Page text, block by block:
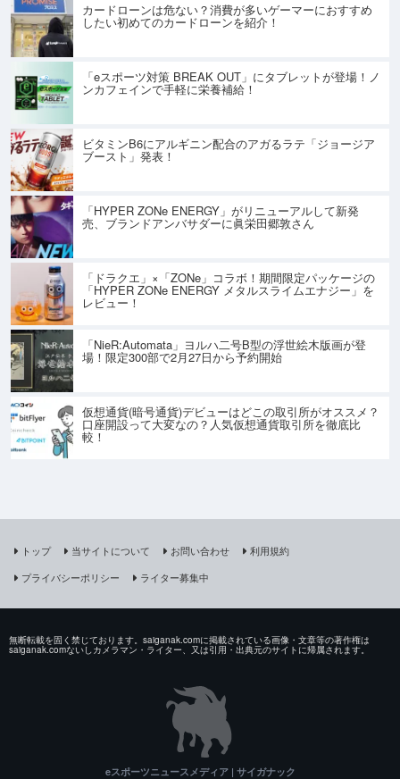
カードローンは危ない？消費が多いゲーマーにおすすめ
したい初めてのカードローンを紹介！
「eスポーツ対策 BREAK OUT」にタブレットが登場！ノ
ンカフェインで手軽に栄養補給！
ビタミンB6にアルギニン配合のアガるラテ「ジョージア
ブースト」発表！
「HYPER ZONe ENERGY」がリニューアルして新発
売、ブランドアンバサダーに眞栄田郷敦さん
「ドラクエ」×「ZONe」コラボ！期間限定パッケージの
「HYPER ZONe ENERGY メタルスライムエナジー」を
レビュー！
「NieR:Automata」ヨルハ二号B型の浮世絵木版画が登
場！限定300部で2月27日から予約開始
仮想通貨(暗号通貨)デビューはどこの取引所がオススメ？
口座開設って大変なの？人気仮想通貨取引所を徹底比
較！
トップ 当サイトについて お問い合わせ
利用規約
プライバシーポリシー
ライター募集中
無断転載を固く禁じております。saiganak.comに掲載されている画像・文章等の著作権は
saiganak.comないしカメラマン・ライター、又は引用・出典元のサイトに帰属されます。
eスポーツニュースメディア | サイガナック